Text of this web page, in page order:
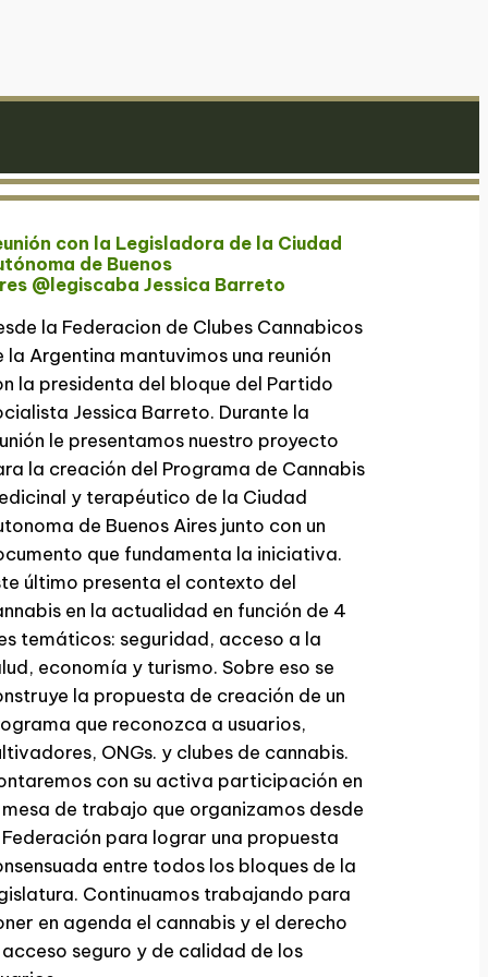
con la Legisladora de la Ciudad
de Buenos
@legiscaba Jessica Barreto
la Federacion de Clubes Cannabicos
la Argentina mantuvimos una reunión
la presidenta del bloque del Partido
Jessica Barreto. Durante la
le presentamos nuestro proyecto
la creación del Programa de Cannabis
y terapéutico de la Ciudad
de Buenos Aires junto con un
que fundamenta la iniciativa.
último presenta el contexto del
en la actualidad en función de 4
temáticos: seguridad, acceso a la
economía y turismo. Sobre eso se
la propuesta de creación de un
que reconozca a usuarios,
ONGs. y clubes de cannabis.
con su activa participación en
de trabajo que organizamos desde
para lograr una propuesta
entre todos los bloques de la
Continuamos trabajando para
en agenda el cannabis y el derecho
seguro y de calidad de los